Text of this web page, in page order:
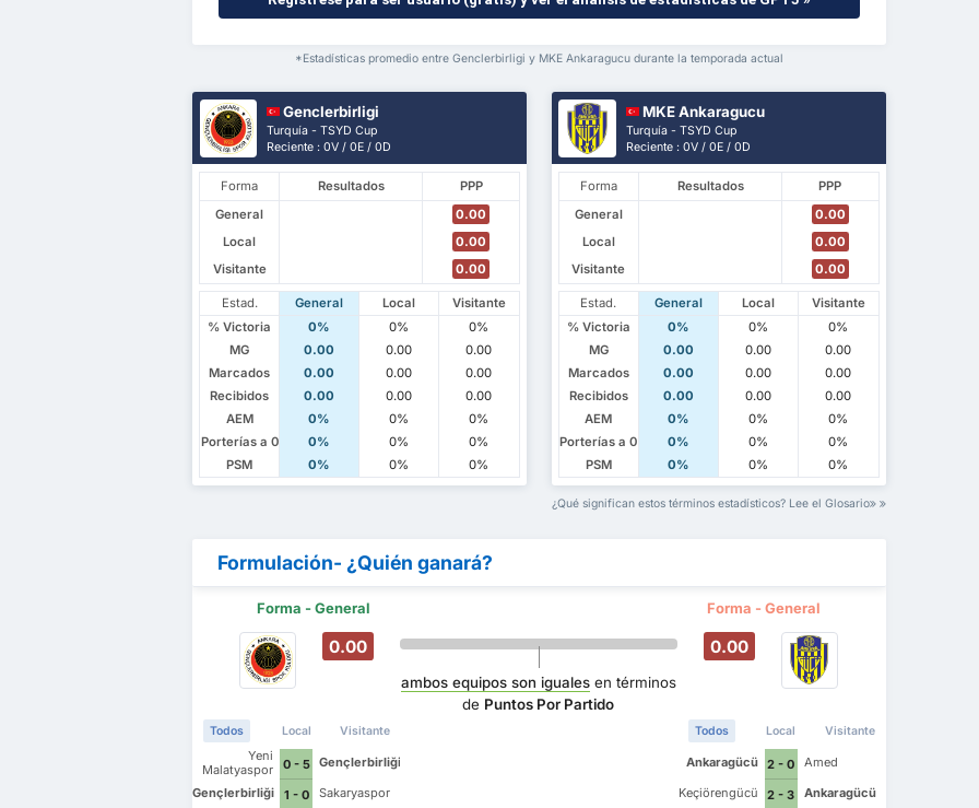
*Estadísticas promedio entre Genclerbirligi y MKE Ankaragucu durante la temporada actual
Genclerbirligi
Turquía - TSYD Cup
Reciente : 0V / 0E / 0D
Forma Resultados
PPP
General
0.00
Local
0.00
Visitante
0.00
Estad. General Local
Visitante
% Victoria
0% 0%
0%
MG
0.00 0.00
0.00
Marcados
0.00 0.00
0.00
Recibidos
0.00 0.00
0.00
AEM
0% 0%
0%
Porterías a 0
0% 0%
0%
PSM
0% 0% 0%
MKE Ankaragucu
Turquía - TSYD Cup
Reciente : 0V / 0E / 0D
Forma Resultados
PPP
General
0.00
Local
0.00
Visitante
0.00
Estad. General Local
Visitante
% Victoria
0% 0%
0%
MG
0.00 0.00
0.00
Marcados
0.00 0.00
0.00
Recibidos
0.00 0.00
0.00
AEM
0% 0%
0%
Porterías a 0
0% 0%
0%
PSM
0% 0% 0%
¿Qué significan estos términos estadísticos? Lee el Glosario
Formulación- ¿Quién ganará?
Forma - General Forma - General
0.00
Todos Local Visitante
Yeni
Malatyaspor
0 - 5
Gençlerbirliği
Gençlerbirliği
1 - 0
Sakaryaspor
ambos equipos son igualesen términos
de Puntos Por Partido
0.00
Todos Local Visitante
Ankaragücü 2 - 0
Amed
Keçiörengücü
2 - 3
Ankaragücü